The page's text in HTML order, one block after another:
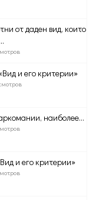
от даден вид, които
и его критерии»
наиболее...
и его критерии»